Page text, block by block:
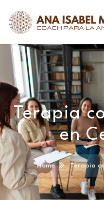
Terapia
en
Home Terapia